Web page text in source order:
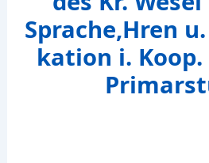
Sprache,Hren
kation i. Koop.